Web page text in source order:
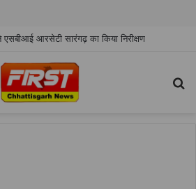
आरसेटी सारंगढ़ का किया निरीक्षण